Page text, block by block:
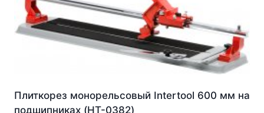
Плиткорез монорельсовый Intertool 600 мм на
подшипниках (HT-0382)